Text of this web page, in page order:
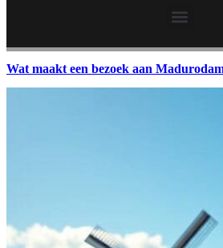
Wat maakt een bezoek aan